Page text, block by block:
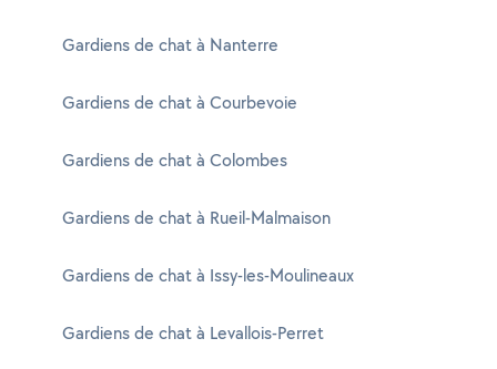
Gardiens de chat à Nanterre
Gardiens de chat à Courbevoie
Gardiens de chat à Colombes
Gardiens de chat à Rueil-Malmaison
Gardiens de chat à Issy-les-Moulineaux
Gardiens de chat à Levallois-Perret